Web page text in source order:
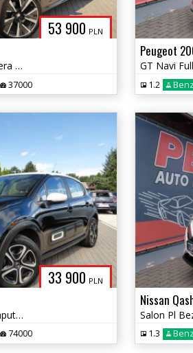
53 900 PLN
GT Line Automat Full LED Kamera Asystent prowadzenia
37000
Peugeot
GT Navi
1.2
33 900 PLN
Full LED Navi Klimatyzacja Komputer Tempomat
74000
Nissan
1.3